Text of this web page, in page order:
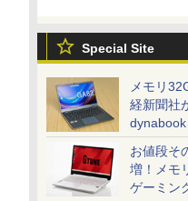
Special Site
メモリ
経新聞社
dynabook
お値段そ
増！メモ
ゲーミン